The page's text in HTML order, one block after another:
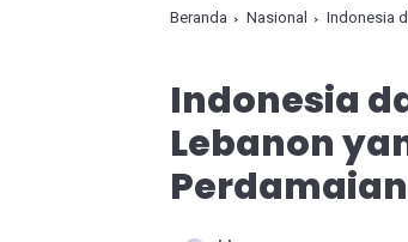
Beranda Nasional Indonesia
Indonesia
Lebanon